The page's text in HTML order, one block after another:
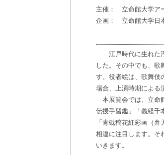
主催： 立命館大学ア
企画： 立命館大学日
江戸時代に生れた浮
した。その中でも、歌
す。役者絵は、歌舞伎
場合、上演時期による
本展覧会では、立命
伝授手習鑑」「義経千
「青砥稿花紅彩画（
相違に注目します。そ
いきます。